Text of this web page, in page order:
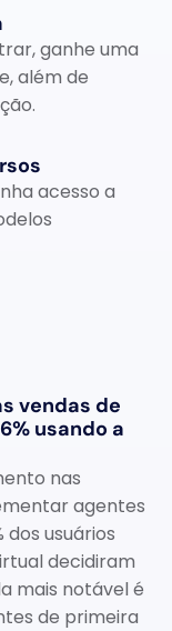
ganhe uma
além de
acesso a
vendas de
usando a
nas
agentes
dos usuários
decidiram
mais notável é
de primeira